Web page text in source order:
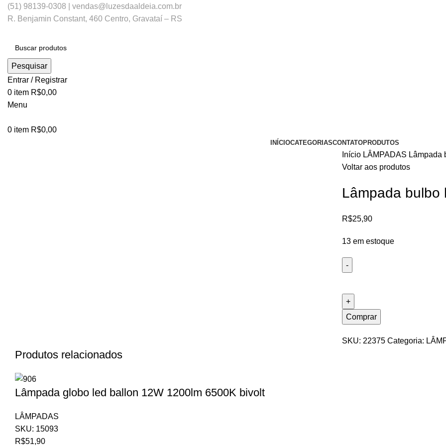
(51) 98139-0308 | vendas@luzesdaaldeia.com.br
R. Benjamin Constant, 460 Centro, Gravataí – RS
Pesquisar
Entrar / Registrar
0 item R$0,00
Menu
0 item R$0,00
INÍCIOCATEGORIASCONTATOPRODUTOS
Início LÂMPADAS Lâmpada
Voltar aos produtos
Lâmpada bulbo
R$25,90
13 em estoque
Comprar
SKU: 22375 Categoria:
Produtos relacionados
Lâmpada globo led ballon 12W 1200lm 6500K bivolt
LÂMPADAS
SKU: 15093
R$51,90